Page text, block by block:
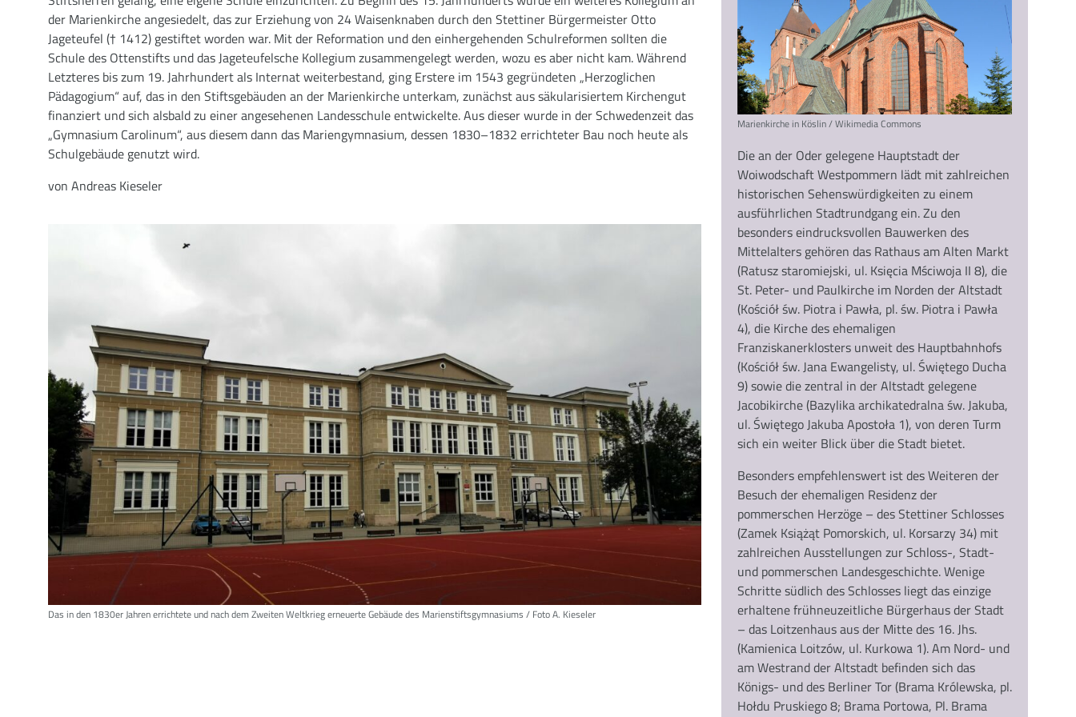
der Marienkirche angesiedelt, das zur Erziehung von 24 Waisenknaben durch den Stettiner Bürgermeister Otto
Jageteufel († 1412) gestiftet worden war. Mit der Reformation und den einhergehenden Schulreformen sollten die
Schule des Ottenstifts und das Jageteufelsche Kollegium zusammengelegt werden, wozu es aber nicht kam. Während
Letzteres bis zum 19. Jahrhundert als Internat weiterbestand, ging Erstere im 1543 gegründeten „Herzoglichen
Pädagogium“ auf, das in den Stiftsgebäuden an der Marienkirche unterkam, zunächst aus säkularisiertem Kirchengut
finanziert und sich alsbald zu einer angesehenen Landesschule entwickelte. Aus dieser wurde in der Schwedenzeit das
„Gymnasium Carolinum“, aus diesem dann das Mariengymnasium, dessen 1830–1832 errichteter Bau noch heute als
Schulgebäude genutzt wird.
von Andreas Kieseler
Das in den 1830er Jahren errichtete und nach dem Zweiten Weltkrieg erneuerte Gebäude des Marienstiftsgymnasiums / Foto A. Kieseler
Marienkirche in Köslin / Wikimedia Commons
Die an der Oder gelegene Hauptstadt der
Woiwodschaft Westpommern lädt mit zahlreichen
historischen Sehenswürdigkeiten zu einem
ausführlichen Stadtrundgang ein. Zu den
besonders eindrucksvollen Bauwerken des
Mittelalters gehören das Rathaus am Alten Markt
(Ratusz staromiejski, ul. Księcia Mściwoja II 8), die
St. Peter- und Paulkirche im Norden der Altstadt
(Kościół św. Piotra i Pawła, pl. św. Piotra i Pawła
4), die Kirche des ehemaligen
Franziskanerklosters unweit des Hauptbahnhofs
(Kościół św. Jana Ewangelisty, ul. Świętego Ducha
9) sowie die zentral in der Altstadt gelegene
Jacobikirche (Bazylika archikatedralna św. Jakuba,
ul. Świętego Jakuba Apostoła 1), von deren Turm
sich ein weiter Blick über die Stadt bietet.
Besonders empfehlenswert ist des Weiteren der
Besuch der ehemaligen Residenz der
pommerschen Herzöge – des Stettiner Schlosses
(Zamek Książąt Pomorskich, ul. Korsarzy 34) mit
zahlreichen Ausstellungen zur Schloss-, Stadt-
und pommerschen Landesgeschichte. Wenige
Schritte südlich des Schlosses liegt das einzige
erhaltene frühneuzeitliche Bürgerhaus der Stadt
– das Loitzenhaus aus der Mitte des 16. Jhs.
(Kamienica Loitzów, ul. Kurkowa 1). Am Nord- und
am Westrand der Altstadt befinden sich das
Königs- und des Berliner Tor (Brama Królewska, pl.
Hołdu Pruskiego 8; Brama Portowa, Pl. Brama